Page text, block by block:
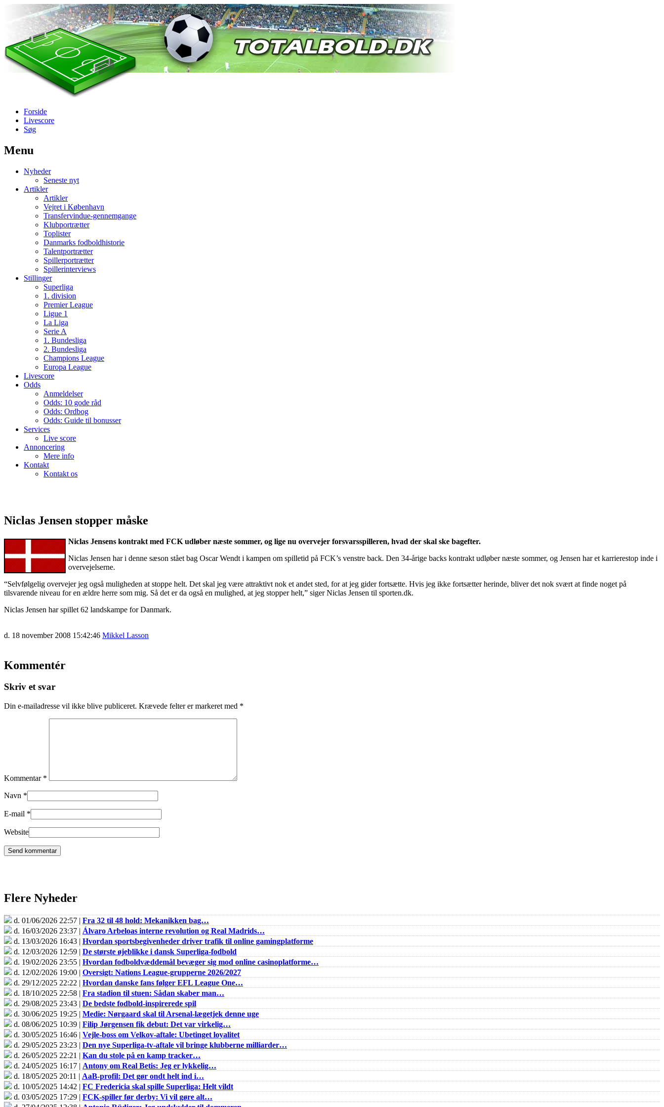
Forside
Livescore
Søg
Наши партнеры
лучшие займы
Menu
Nyheder
Seneste nyt
Artikler
Artikler
Vejret i København
Transfervindue-gennemgange
Klubportrætter
Toplister
Danmarks fodboldhistorie
Talentportrætter
Spillerportrætter
Spillerinterviews
Stillinger
Superliga
1. division
Premier League
Ligue 1
La Liga
Serie A
1. Bundesliga
2. Bundesliga
Champions League
Europa League
Livescore
Odds
Anmeldelser
Odds: 10 gode råd
Odds: Ordbog
Odds: Guide til bonusser
Services
Live score
Annoncering
Mere info
Kontakt
Kontakt os
Niclas Jensen stopper måske
Niclas Jensens kontrakt med FCK udløber næste sommer, og lige nu overvejer forsvarsspilleren, hvad der skal ske bagefter.
Niclas Jensen har i denne sæson stået bag Oscar Wendt i kampen om spilletid på FCK’s venstre back. Den 34-årige backs kontrakt udløber næste sommer, og Jensen har et karrierestop inde i
overvejelserne.
“Selvfølgelig overvejer jeg også muligheden at stoppe helt. Det skal jeg være attraktivt nok et andet sted, for at jeg gider fortsætte. Hvis jeg ikke fortsætter herinde, bliver det nok svært at finde noget på
tilsvarende niveau for en ældre herre som mig. Så det er da også en mulighed, at jeg stopper helt,” siger Niclas Jensen til sporten.dk.
Niclas Jensen har spillet 62 landskampe for Danmark.
d. 18 november 2008 15:42:46 Mikkel Lasson
Kommentér
Skriv et svar
Din e-mailadresse vil ikke blive publiceret. Krævede felter er markeret med *
Kommentar *
Navn *
E-mail *
Website
Flere Nyheder
d. 01/06/2026 22:57 | Fra 32 til 48 hold: Mekanikken bag…
d. 16/03/2026 23:37 | Álvaro Arbeloas interne revolution og Real Madrids…
d. 13/03/2026 16:43 | Hvordan sportsbegivenheder driver trafik til online gamingplatforme
d. 12/03/2026 12:59 | De største øjeblikke i dansk Superliga-fodbold
d. 19/02/2026 23:55 | Hvordan fodboldvæddemål bevæger sig mod online casinoplatforme…
d. 12/02/2026 19:00 | Oversigt: Nations League-grupperne 2026/2027
d. 29/12/2025 22:22 | Hvordan danske fans følger EFL League One…
d. 18/10/2025 22:58 | Fra stadion til stuen: Sådan skaber man…
d. 29/08/2025 23:43 | De bedste fodbold-inspirerede spil
d. 30/06/2025 19:25 | Medie: Nørgaard skal til Arsenal-lægetjek denne uge
d. 08/06/2025 10:39 | Filip Jørgensen fik debut: Det var virkelig…
d. 30/05/2025 16:46 | Vejle-boss om Velkov-aftale: Ubetinget loyalitet
d. 29/05/2025 23:23 | Den nye Superliga-tv-aftale vil bringe klubberne milliarder…
d. 26/05/2025 22:21 | Kan du stole på en kamp tracker…
d. 24/05/2025 16:17 | Antony om Real Betis: Jeg er lykkelig…
d. 18/05/2025 20:11 | AaB-profil: Det gør ondt helt ind i…
d. 10/05/2025 14:42 | FC Fredericia skal spille Superliga: Helt vildt
d. 03/05/2025 17:29 | FCK-spiller før derby: Vi vil gøre alt…